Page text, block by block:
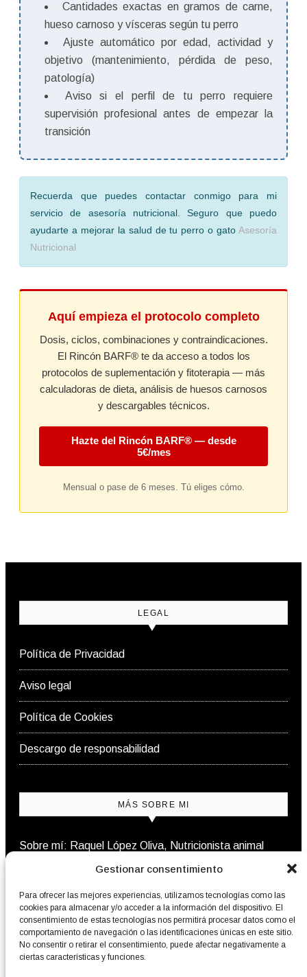
Gestionar consentimiento
Para ofrecer las mejores experiencias, utilizamos tecnologías como las
cookies para almacenar y/o acceder a la información del dispositivo. El
consentimiento de estas tecnologías nos permitirá procesar datos como el
comportamiento de navegación o las identificaciones únicas en este sitio.
No consentir o retirar el consentimiento, puede afectar negativamente a
ciertas características y funciones.
Cantidades exactas en gramos de carne,
hueso carnoso y vísceras según tu perro
Ajuste automático por edad, actividad y
objetivo (mantenimiento, pérdida de peso,
patología)
Aviso si el perfil de tu perro requiere
supervisión profesional antes de empezar la
transición
Recuerda que puedes contactar conmigo para mi
servicio de asesoría nutricional. Seguro que puedo
ayudarte a mejorar la salud de tu perro o gato Asesoría
Nutricional
Aquí empieza el protocolo completo
Dosis, ciclos, combinaciones y contraindicaciones.
El Rincón BARF® te da acceso a todos los
protocolos de suplementación y fitoterapia — más
calculadoras de dieta, análisis de huesos carnosos
y descargables técnicos.
Hazte del Rincón BARF® — desde
5€/mes
Mensual o pase de 6 meses. Tú eliges cómo.
LEGAL
Política de Privacidad
Aviso legal
Política de Cookies
Descargo de responsabilidad
MÁS SOBRE MI
Sobre mí: Raquel López Oliva, Nutricionista animal
NEWSLETTER